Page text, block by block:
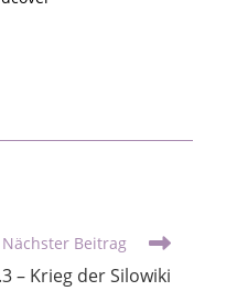
Nächster Beitrag
– Krieg der Silowiki